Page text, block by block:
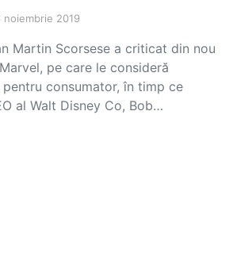
noiembrie 2019
Martin Scorsese a criticat din nou
pe care le consideră
consumator, în timp ce
al Walt Disney Co, Bob…